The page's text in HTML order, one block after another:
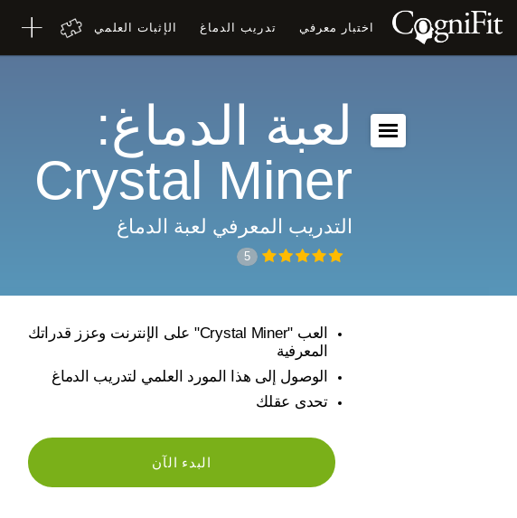
اختبار معرفي تدريب الدماغ الإثبات العلمي
لعبة الدماغ:
Crystal Miner
التدريب المعرفي لعبة الدماغ
5
العب "Crystal Miner" على الإنترنت وعزز قدراتك
المعرفية
الوصول إلى هذا المورد العلمي لتدريب الدماغ
تحدى عقلك
البدء الآن